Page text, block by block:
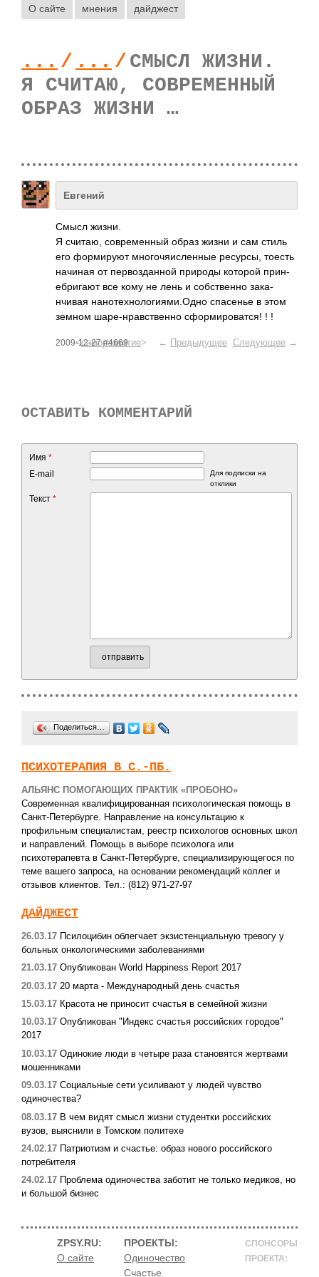
О сайте мнения дайджест
... / ... / СМЫСЛ ЖИЗНИ.
Я СЧИТАЮ, СОВРЕМЕННЫЙ
ОБРАЗ ЖИЗНИ …
Евгений
Смысл жизни.
Я считаю, совр­емен­ный образ жизни и сам стиль
его форм­ируют мног­очяи­слен­ные ресу­рсы, тоесть
начиная от перв­озда­нной природы которой прин­
ебри­гают все кому не лень и собс­твенно зака­
нчивая нано­техн­олог­иями­.Одно спас­енье в этом
земном шаре­-нра­вств­енно сфор­миро­ватся! ! !
2009-12-27 #4669
<саморазвитие> ← Предыдущее Следующее →
ОСТАВИТЬ КОММЕНТАРИЙ
Имя *
E-mail
Для подписки на
отклики
Текст *
отправить
Поделиться…
ПСИХОТЕРАПИЯ В С.-ПБ.
АЛЬЯНС ПОМОГАЮЩИХ ПРАКТИК «ПРОБОНО»
Современная квалифицированная психологическая помощь в
Санкт-Петербурге. Направление на консультацию к
профильным специалистам, реестр психологов основных школ
и направлений. Помощь в выборе психолога или
психотерапевта в Санкт-Петербурге, специализирующегося по
теме вашего запроса, на основании рекомендаций коллег и
отзывов клиентов. Тел.: (812) 971-27-97
ДАЙДЖЕСТ
26.03.17 Псилоцибин облегчает экзистенциальную тревогу у
больных онкологическими заболеваниями
21.03.17 Опубликован World Happiness Report 2017
20.03.17 20 марта - Международный день счастья
15.03.17 Красота не приносит счастья в семейной жизни
10.03.17 Опубликован "Индекс счастья российских городов"
2017
10.03.17 Одинокие люди в четыре раза становятся жертвами
мошенниками
09.03.17 Социальные сети усиливают у людей чувство
одиночества?
08.03.17 В чем видят смысл жизни студентки российских
вузов, выяснили в Томском политехе
24.02.17 Патриотизм и счастье: образ нового российского
потребителя
24.02.17 Проблема одиночества заботит не только медиков, но
и большой бизнес
ZPSY.RU:
О сайте
ПРОЕКТЫ:
Одиночество
Счастье
СПОНСОРЫ
ПРОЕКТА: